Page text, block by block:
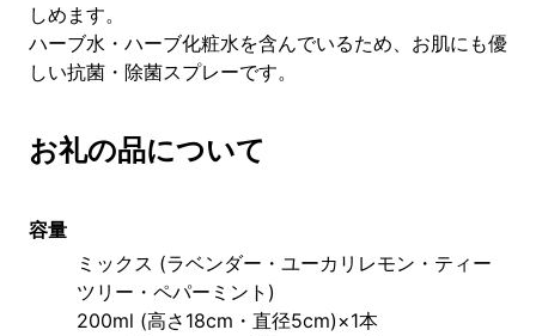
しめます。
ハーブ水・ハーブ化粧水を含んでいるため、お肌にも優
しい抗菌・除菌スプレーです。
お礼の品について
容量
ミックス (ラベンダー・ユーカリレモン・ティー
ツリー・ペパーミント)
200ml (高さ18cm・直径5cm)×1本